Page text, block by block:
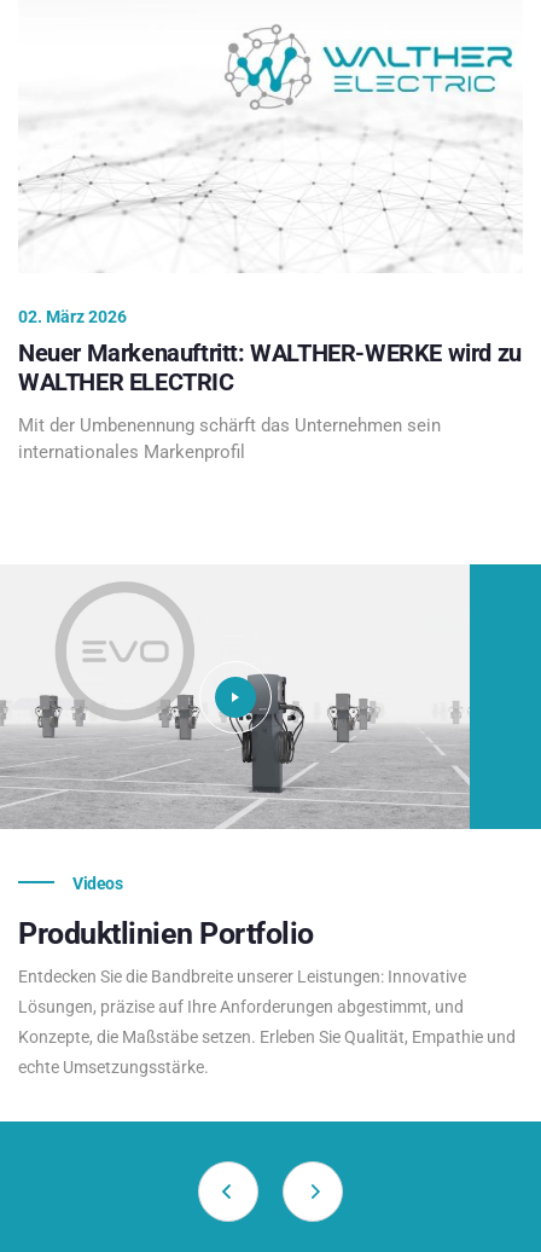
02. März 2026
Neuer Markenauftritt: WALTHER-WERKE wird zu
WALTHER ELECTRIC
Mit der Umbenennung schärft das Unternehmen sein
internationales Markenprofil
Videos
Produktlinien Portfolio
Entdecken Sie die Bandbreite unserer Leistungen: Innovative
Lösungen, präzise auf Ihre Anforderungen abgestimmt, und
Konzepte, die Maßstäbe setzen. Erleben Sie Qualität, Empathie und
echte Umsetzungsstärke.